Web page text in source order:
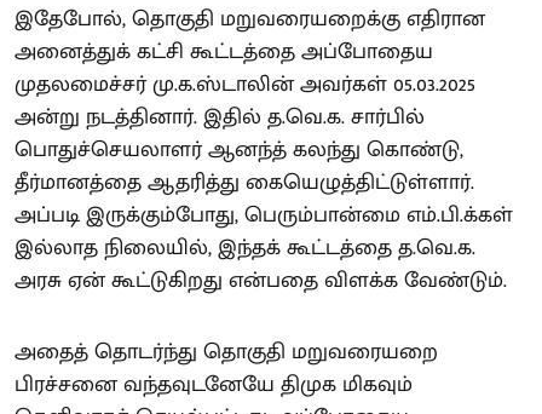
இதேபோல், தொகுதி மறுவரையறைக்கு எதிரான
அனைத்துக் கட்சி கூட்டத்தை அப்போதைய
முதலமைச்சர் மு.க.ஸ்டாலின் அவர்கள் 05.03.2025
அன்று நடத்தினார். இதில் த.வெ.க. சார்பில்
பொதுச்செயலாளர் ஆனந்த் கலந்து கொண்டு,
தீர்மானத்தை ஆதரித்து கையெழுத்திட்டுள்ளார்.
அப்படி இருக்கும்போது, பெரும்பான்மை எம்.பி.க்கள்
இல்லாத நிலையில், இந்தக் கூட்டத்தை த.வெ.க.
அரசு ஏன் கூட்டுகிறது என்பதை விளக்க வேண்டும்.
அதைத் தொடர்ந்து தொகுதி மறுவரையறை
பிரச்சனை வந்தவுடனேயே திமுக மிகவும்